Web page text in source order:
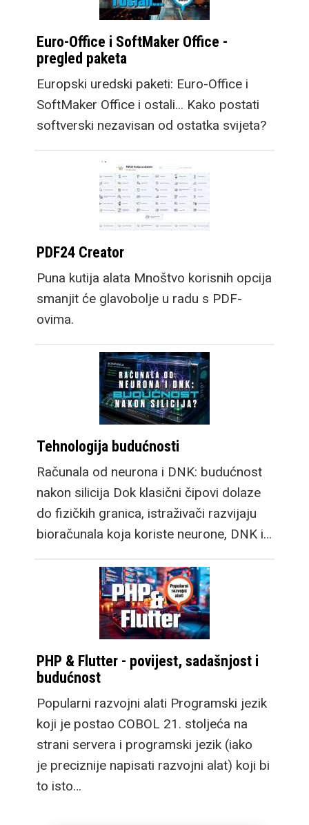
Euro-Office i SoftMaker Office -
pregled paketa
Europski uredski paketi: Euro-Office i
SoftMaker Office i ostali... Kako postati
softverski nezavisan od ostatka svijeta?
PDF24 Creator
Puna kutija alata Mnoštvo korisnih opcija
smanjit će glavobolje u radu s PDF-
ovima.
Tehnologija budućnosti
Računala od neurona i DNK: budućnost
nakon silicija Dok klasični čipovi dolaze
do fizičkih granica, istraživači razvijaju
bioračunala koja koriste neurone, DNK i…
PHP & Flutter - povijest, sadašnjost i
budućnost
Popularni razvojni alati Programski jezik
koji je postao COBOL 21. stoljeća na
strani servera i programski jezik (iako
je preciznije napisati razvojni alat) koji bi
to isto…